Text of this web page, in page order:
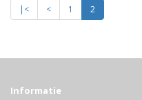
|< < 1
2
Informatie